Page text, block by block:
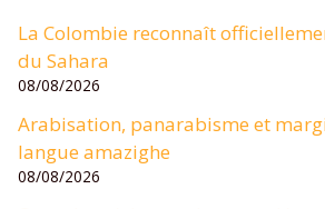
La Colombie reconnaît
du Sahara
08/08/2026
Arabisation, panarabisme et
langue amazighe
08/08/2026